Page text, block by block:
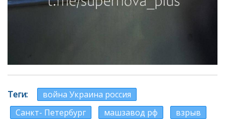
Теги
война Украина россия
Санкт- Петербург
машзавод рф взрыв